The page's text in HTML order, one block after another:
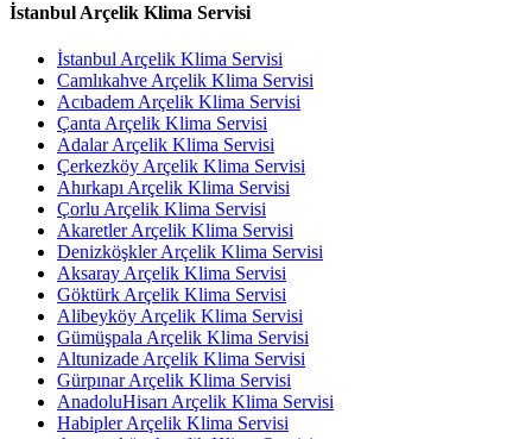
İstanbul Arçelik Klima Servisi
İstanbul Arçelik Klima Servisi
Camlıkahve Arçelik Klima Servisi
Acıbadem Arçelik Klima Servisi
Çanta Arçelik Klima Servisi
Adalar Arçelik Klima Servisi
Çerkezköy Arçelik Klima Servisi
Ahırkapı Arçelik Klima Servisi
Çorlu Arçelik Klima Servisi
Akaretler Arçelik Klima Servisi
Denizköşkler Arçelik Klima Servisi
Aksaray Arçelik Klima Servisi
Göktürk Arçelik Klima Servisi
Alibeyköy Arçelik Klima Servisi
Gümüşpala Arçelik Klima Servisi
Altunizade Arçelik Klima Servisi
Gürpınar Arçelik Klima Servisi
AnadoluHisarı Arçelik Klima Servisi
Habipler Arçelik Klima Servisi